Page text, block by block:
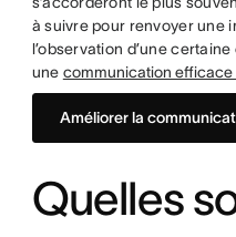
à suivre pour renvoyer une
l’observation d’une
une communication efficace
Améliorer la
Quelles